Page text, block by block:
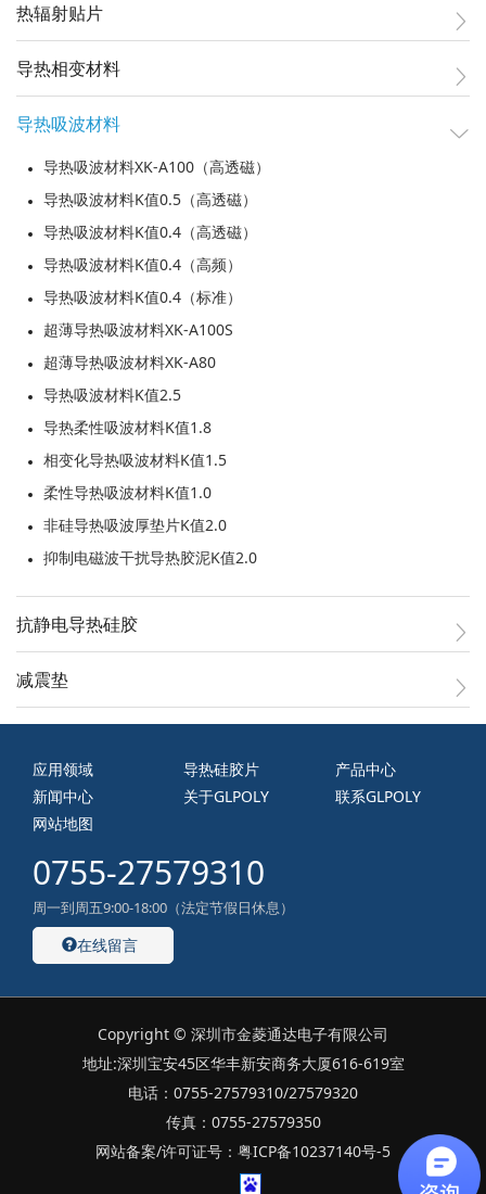
热辐射贴片
导热相变材料
导热吸波材料
导热吸波材料XK-A100（高透磁）
导热吸波材料K值0.5（高透磁）
导热吸波材料K值0.4（高透磁）
导热吸波材料K值0.4（高频）
导热吸波材料K值0.4（标准）
超薄导热吸波材料XK-A100S
超薄导热吸波材料XK-A80
导热吸波材料K值2.5
导热柔性吸波材料K值1.8
相变化导热吸波材料K值1.5
柔性导热吸波材料K值1.0
非硅导热吸波厚垫片K值2.0
抑制电磁波干扰导热胶泥K值2.0
抗静电导热硅胶
减震垫
应用领域 导热硅胶片
产品中心
新闻中心
关于GLPOLY
联系GLPOLY
网站地图
0755-27579310
周一到周五9:00-18:00（法定节假日休息）
在线留言
Copyright © 深圳市金菱通达电子有限公司
地址:深圳宝安45区华丰新安商务大厦616-619室
电话：0755-27579310/27579320
传真：0755-27579350
网站备案/许可证号：粤ICP备10237140号-5